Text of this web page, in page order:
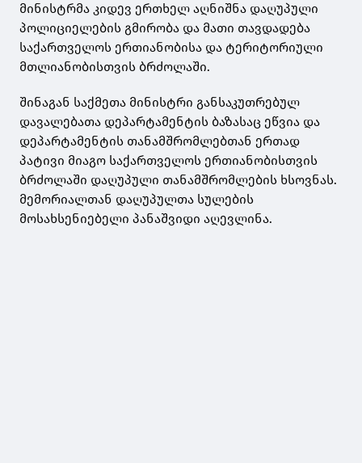
მინისტრმა კიდევ ერთხელ აღნიშნა დაღუპული
პოლიციელების გმირობა და მათი თავდადება
საქართველოს ერთიანობისა და ტერიტორიული
მთლიანობისთვის ბრძოლაში.
შინაგან საქმეთა მინისტრი განსაკუთრებულ
დავალებათა დეპარტამენტის ბაზასაც ეწვია და
დეპარტამენტის თანამშრომლებთან ერთად
პატივი მიაგო საქართველოს ერთიანობისთვის
ბრძოლაში დაღუპული თანამშრომლების ხსოვნას.
მემორიალთან დაღუპულთა სულების
მოსახსენიებელი პანაშვიდი აღევლინა.